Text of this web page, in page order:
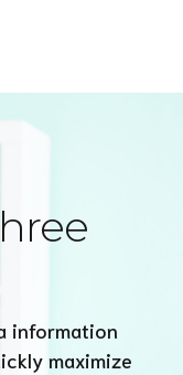
information
maximize